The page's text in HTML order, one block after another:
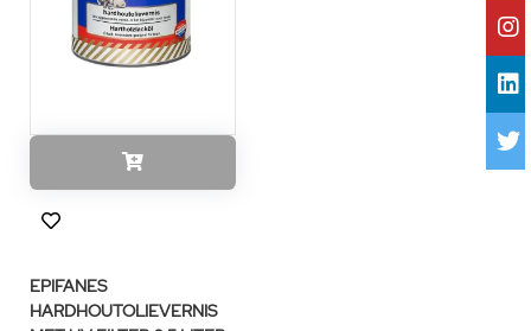
EPIFANES
HARDHOUTOLIEVERNIS